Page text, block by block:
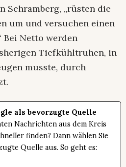
Schramberg, „rüsten die
um und versuchen einen
Bei Netto werden
Tiefkühltruhen, in
musste, durch
als bevorzugte Quelle
Nachrichten aus dem Kreis
finden? Dann wählen Sie
Quelle aus. So geht es: